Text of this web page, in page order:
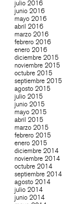
julio 2016
junio 2016
mayo 2016
abril 2016
marzo 2016
febrero 2016
enero 2016
diciembre 2015
noviembre 2015
octubre 2015
septiembre 2015
agosto 2015
julio 2015
junio 2015
mayo 2015
abril 2015
marzo 2015
febrero 2015
enero 2015
diciembre 2014
noviembre 2014
octubre 2014
septiembre 2014
agosto 2014
julio 2014
junio 2014